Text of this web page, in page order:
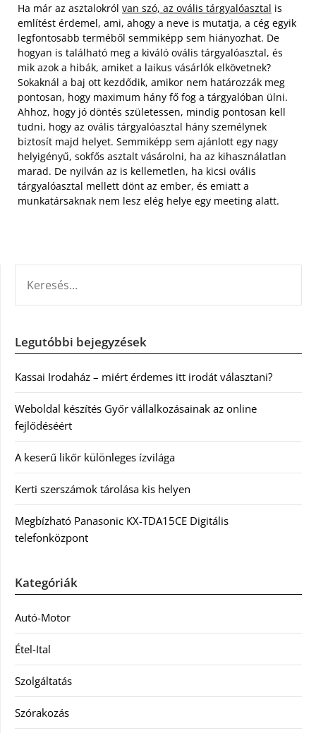
Ha már az asztalokról van szó, az ovális tárgyalóasztal is
említést érdemel, ami, ahogy a neve is mutatja, a cég egyik
legfontosabb terméből semmiképp sem hiányozhat. De
hogyan is található meg a kiváló ovális tárgyalóasztal, és
mik azok a hibák, amiket a laikus vásárlók elkövetnek?
Sokaknál a baj ott kezdődik, amikor nem határozzák meg
pontosan, hogy maximum hány fő fog a tárgyalóban ülni.
Ahhoz, hogy jó döntés születessen, mindig pontosan kell
tudni, hogy az ovális tárgyalóasztal hány személynek
biztosít majd helyet. Semmiképp sem ajánlott egy nagy
helyigényű, sokfős asztalt vásárolni, ha az kihasználatlan
marad. De nyilván az is kellemetlen, ha kicsi ovális
tárgyalóasztal mellett dönt az ember, és emiatt a
munkatársaknak nem lesz elég helye egy meeting alatt.
Legutóbbi bejegyzések
Kassai Irodaház – miért érdemes itt irodát választani?
Weboldal készítés Győr vállalkozásainak az online
fejlődéséért
A keserű likőr különleges ízvilága
Kerti szerszámok tárolása kis helyen
Megbízható Panasonic KX-TDA15CE Digitális
telefonközpont
Kategóriák
Autó-Motor
Étel-Ital
Szolgáltatás
Szórakozás